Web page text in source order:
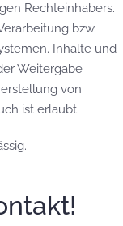
Rechteinhabers.
bzw.
Inhalte und
Weitergabe
von
ist erlaubt.